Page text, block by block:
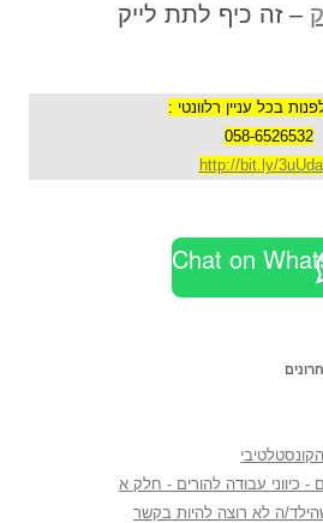
– זה כיף לתת לייק
בכל עניין רלוונטי :
058-6526532
http://bit.ly/
Chat on
כיווני עבודה להורים - חלק א
ה לא רוצה להיות בקשר